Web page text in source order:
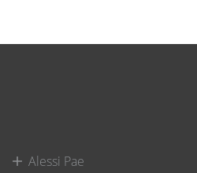
Alessi Pae